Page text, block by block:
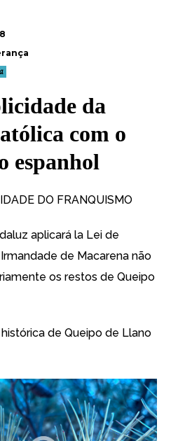
da
com o
espanhol
DO FRANQUISMO
aplicará la Lei de
de Macarena não
os restos de Queipo
de Queipo de Llano